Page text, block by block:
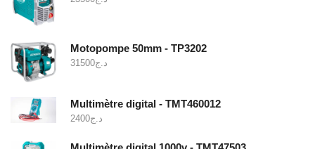
Motopompe 50mm - TP3202
د.ج31500
Multimètre digital - TMT460012
د.ج2400